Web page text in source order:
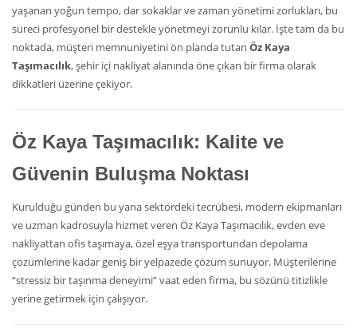
yaşanan yoğun tempo, dar sokaklar ve zaman yönetimi zorlukları, bu
süreci profesyonel bir destekle yönetmeyi zorunlu kılar. İşte tam da bu
noktada, müşteri memnuniyetini ön planda tutan Öz Kaya
Taşımacılık, şehir içi nakliyat alanında öne çıkan bir firma olarak
dikkatleri üzerine çekiyor.
Öz Kaya Taşımacılık: Kalite ve
Güvenin Buluşma Noktası
Kurulduğu günden bu yana sektördeki tecrübesi, modern ekipmanları
ve uzman kadrosuyla hizmet veren Öz Kaya Taşımacılık, evden eve
nakliyattan ofis taşımaya, özel eşya transportundan depolama
çözümlerine kadar geniş bir yelpazede çözüm sunuyor. Müşterilerine
“stressiz bir taşınma deneyimi” vaat eden firma, bu sözünü titizlikle
yerine getirmek için çalışıyor.